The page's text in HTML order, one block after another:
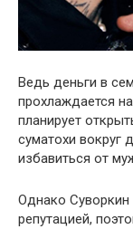
Ведь деньги в
прохлаждается
планирует
суматохи вокруг
избавиться от
Однако Суворкин
репутацией,